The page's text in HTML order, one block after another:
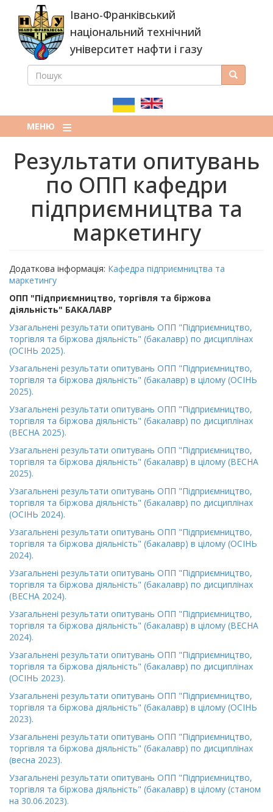
основного
вмісту
Івано-Франківський
національний технічний
університет нафти і газу
ПОШУКОВА
ПОШУК Пошук
МЕНЮ
Результати опитувань
по ОПП кафедри
підприємництва та
маркетингу
Додаткова інформація: Кафедра підприємництва та
маркетингу
ОПП "Підприємництво, торгівля та біржова
діяльність" БАКАЛАВР
Узагальнені результати опитувань ОПП "Підприємництво,
торгівля та біржова діяльність" (бакалавр) по дисциплінах
(ОСІНЬ 2025).
Узагальнені результати опитувань ОПП "Підприємництво,
торгівля та біржова діяльність" (бакалавр) в цілому (ОСІНЬ
2025).
Узагальнені результати опитувань ОПП "Підприємництво,
торгівля та біржова діяльність" (бакалавр) по дисциплінах
(ВЕСНА 2025).
Узагальнені результати опитувань ОПП "Підприємництво,
торгівля та біржова діяльність" (бакалавр) в цілому (ВЕСНА
2025).
Узагальнені результати опитувань ОПП "Підприємництво,
торгівля та біржова діяльність" (бакалавр) по дисциплінах
(ОСІНЬ 2024).
Узагальнені результати опитувань ОПП "Підприємництво,
торгівля та біржова діяльність" (бакалавр) в цілому (ОСІНЬ
2024).
Узагальнені результати опитувань ОПП "Підприємництво,
торгівля та біржова діяльність" (бакалавр) по дисциплінах
(ВЕСНА 2024).
Узагальнені результати опитувань ОПП "Підприємництво,
торгівля та біржова діяльність" (бакалавр) в цілому (ВЕСНА
2024).
Узагальнені результати опитувань ОПП "Підприємництво,
торгівля та біржова діяльність" (бакалавр) по дисциплінах
(ОСІНЬ 2023).
Узагальнені результати опитувань ОПП "Підприємництво,
торгівля та біржова діяльність" (бакалавр) в цілому (ОСІНЬ
2023).
Узагальнені результати опитувань ОПП "Підприємництво,
торгівля та біржова діяльність" (бакалавр) по дисциплінах
(весна 2023).
Узагальнені результати опитувань ОПП "Підприємництво,
торгівля та біржова діяльність" (бакалавр) в цілому (станом
на 30.06.2023).